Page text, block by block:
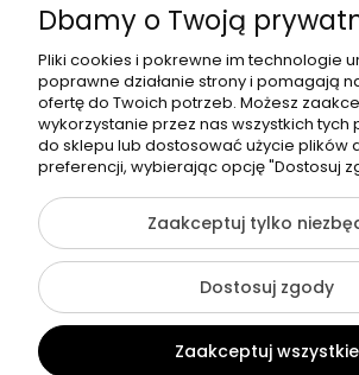
Telefon:
518358020
©2026 Wszelkie Prawa Zastrzeżone |
Szablon Flex by
Pokaż pełną wersję
Sklep internetowy Shoper
Dbamy o Twoją
Pliki cookies i pokrewne im technologie
poprawne działanie strony i pomagają
ofertę do Twoich potrzeb. Możesz
wykorzystanie przez nas wszystkich tych
do sklepu lub dostosować użycie plików
preferencji, wybierając opcję "Dostosuj
Zaakceptuj tylko
Dostosuj zgody
Zaakceptuj wszystkie